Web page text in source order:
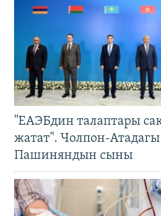
"ЕАЭБдин талаптары
жатат". Чолпон-
Пашиняндын сыны